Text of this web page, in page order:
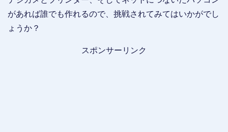
があれば誰でも作れるので、挑戦されてみてはいかがでし
ょうか？
スポンサーリンク